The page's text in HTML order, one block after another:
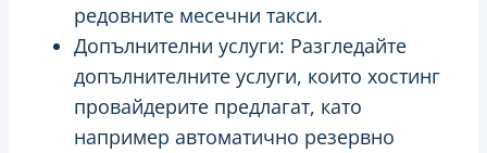
редовните месечни такси.
Допълнителни услуги: Разгледайте
допълнителните услуги, които хостинг
провайдерите предлагат, като
например автоматично резервно